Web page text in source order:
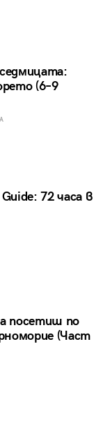
(6–9
72 часа в
посетиш по
(Част